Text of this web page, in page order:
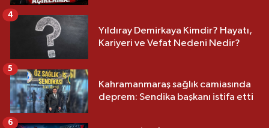
Yıldıray Demirkaya Kimdir? Hayatı,
Kariyeri ve Vefat Nedeni Nedir?
4
Kahramanmaraş sağlık camiasında
deprem: Sendika başkanı istifa etti
5
6